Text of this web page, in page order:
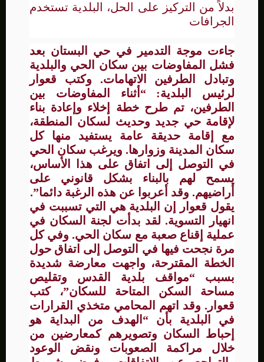
بدلاً من التركيز على الحل، البلدية تستخدم
الجرافات
جاءت موجة التدمير في حي البستان بعد
فشل المفاوضات بين سكان الحي والبلدية
وتبادل الطرفين الاتهامات. وكتب قعوار
لرئيس البلدية: “أثناء المفاوضات بين
الطرفين، تم طرح خطة إخلاء وإعادة بناء
لإقامة حي جديد وحديث لسكان المنطقة،
مع إقامة حديقة عامة يستفيد منها كل
سكان المدينة وزوارها. ويرغب سكان الحي
في التوصل إلى اتفاق على هذا الأساس،
يسمح لهم بالبناء بشكل قانوني على
أراضيهم. وقد أعربوا عن هذه الرغبة دائما”.
يقول قعوار إن البلدية هي التي تسببت في
انهيار التسوية. لقد بدأت لجنة السكان في
عملية إقناع صعبة مع سكان الحي. وفي كل
مرة نجحت فيها في التوصل إلى اتفاق حول
الخطة المقترحة، واجهت معارضة شديدة
بسبب “مواقف بلدية القدس وتقليص
مساحة السكن المتاحة للسكان”، كتب
قعوار. وقد اتهم المحامي متخذي القرارات
في البلدية بأن “الهدف من البداية هو
إحباط السكان وتصويرهم كمعارضين من
خلال مراكمة الصعوبات ونقض الوعود